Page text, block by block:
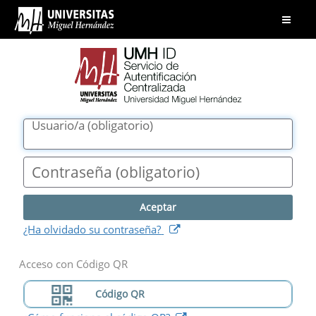
UMH
ID.
Servicio
Autentificación
Centralizada.
Universidad
Miguel
Hernández
Abrir
Usuario/a (obligatorio)
Contraseña (obligatorio)
¿Ha olvidado su contraseña? abre
Acceso con Código QR
Código QR